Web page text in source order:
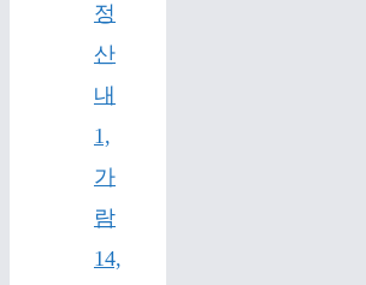
정
산
내
1,
가
람
14,